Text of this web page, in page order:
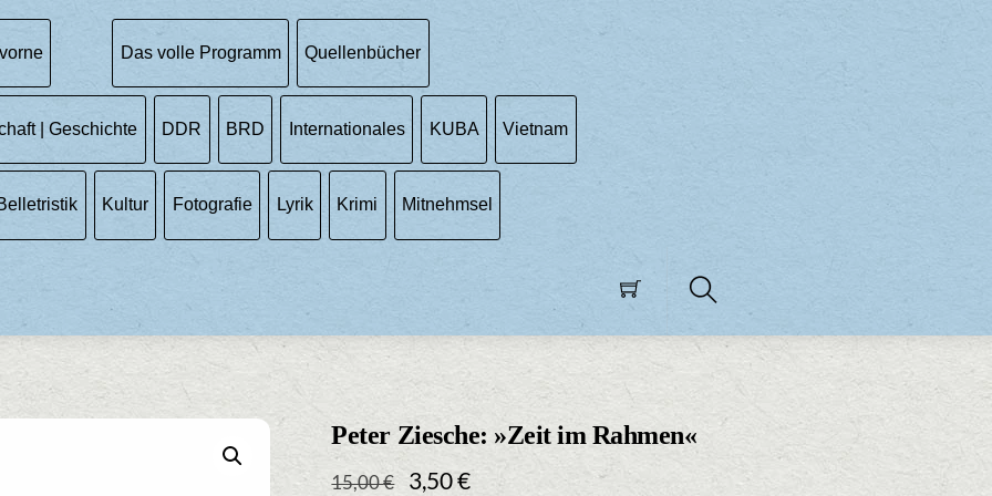
Search
Das volle Programm Quellenbücher
| Geschichte DDR BRD Internationales KUBA Vietnam
Kultur Fotografie Lyrik Krimi Mitnehmsel
Peter Ziesche: »Zeit im Rahmen«
15,00€
Ursprünglicher
3,50€Aktueller